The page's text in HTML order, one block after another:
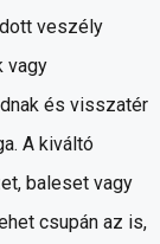
veszély
vagy
és visszatér
A kiváltó
baleset vagy
csupán az is,